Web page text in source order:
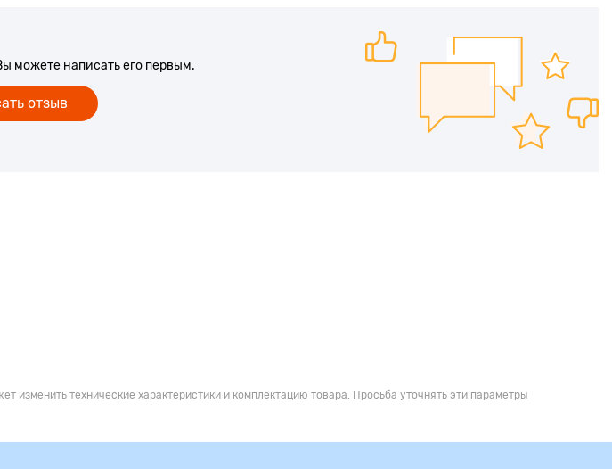
можете написать его первым.
отзыв
изменить технические характеристики и комплектацию товара. Просьба уточнять эти параметры